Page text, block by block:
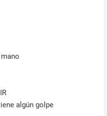
algún golpe